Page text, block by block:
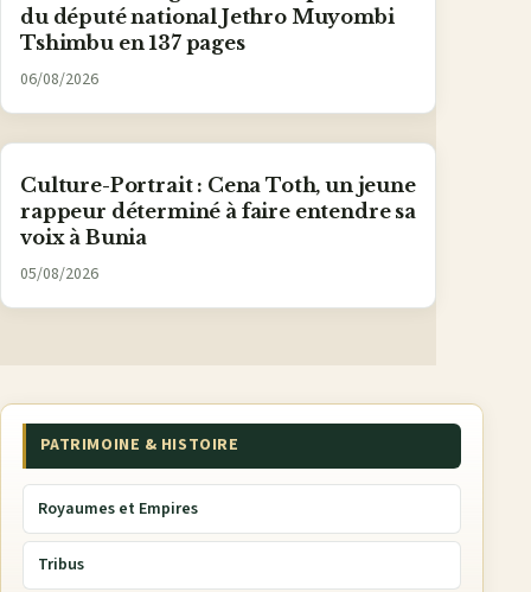
du député national Jethro Muyombi
Tshimbu en 137 pages
06/08/2026
Culture-Portrait : Cena Toth, un jeune
rappeur déterminé à faire entendre sa
voix à Bunia
05/08/2026
PATRIMOINE & HISTOIRE
Royaumes et Empires
Tribus